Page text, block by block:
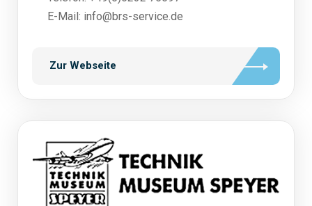
E-Mail: info@brs-service.de
Zur Webseite